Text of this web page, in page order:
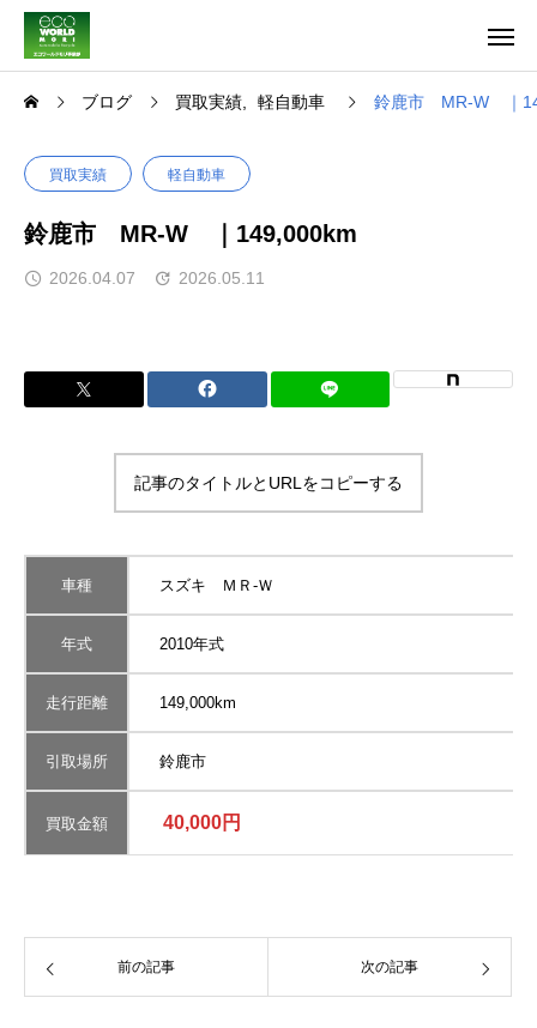
ブログ 買取実績 軽自動車 鈴鹿市 MR-W ｜
買取実績 軽自動車
鈴鹿市 MR-W ｜149,000km
2026.04.07 2026.05.11
記事のタイトルとURLをコピーする
車種 スズキ ＭＲ-Ｗ
年式 2010年式
走行距離 149,000km
引取場所 鈴鹿市
買取金額 40,000円
前の記事 次の記事